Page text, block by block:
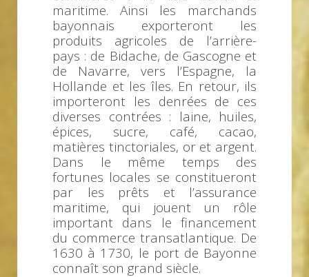
maritime. Ainsi les marchands
bayonnais exporteront les
produits agricoles de l’arrière-
pays : de Bidache, de Gascogne et
de Navarre, vers l’Espagne, la
Hollande et les îles. En retour, ils
importeront les denrées de ces
diverses contrées : laine, huiles,
épices, sucre, café, cacao,
matières tinctoriales, or et argent.
Dans le même temps des
fortunes locales se constitueront
par les prêts et l’assurance
maritime, qui jouent un rôle
important dans le financement
du commerce transatlantique. De
1630 à 1730, le port de Bayonne
connaît son grand siècle.